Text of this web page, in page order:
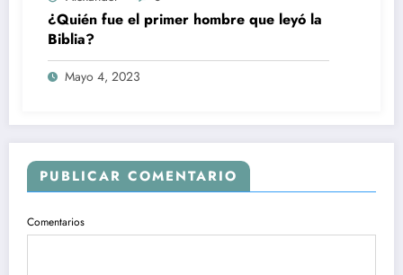
¿Quién fue el primer hombre que leyó la
Biblia?
Mayo 4, 2023
PUBLICAR COMENTARIO
Comentarios